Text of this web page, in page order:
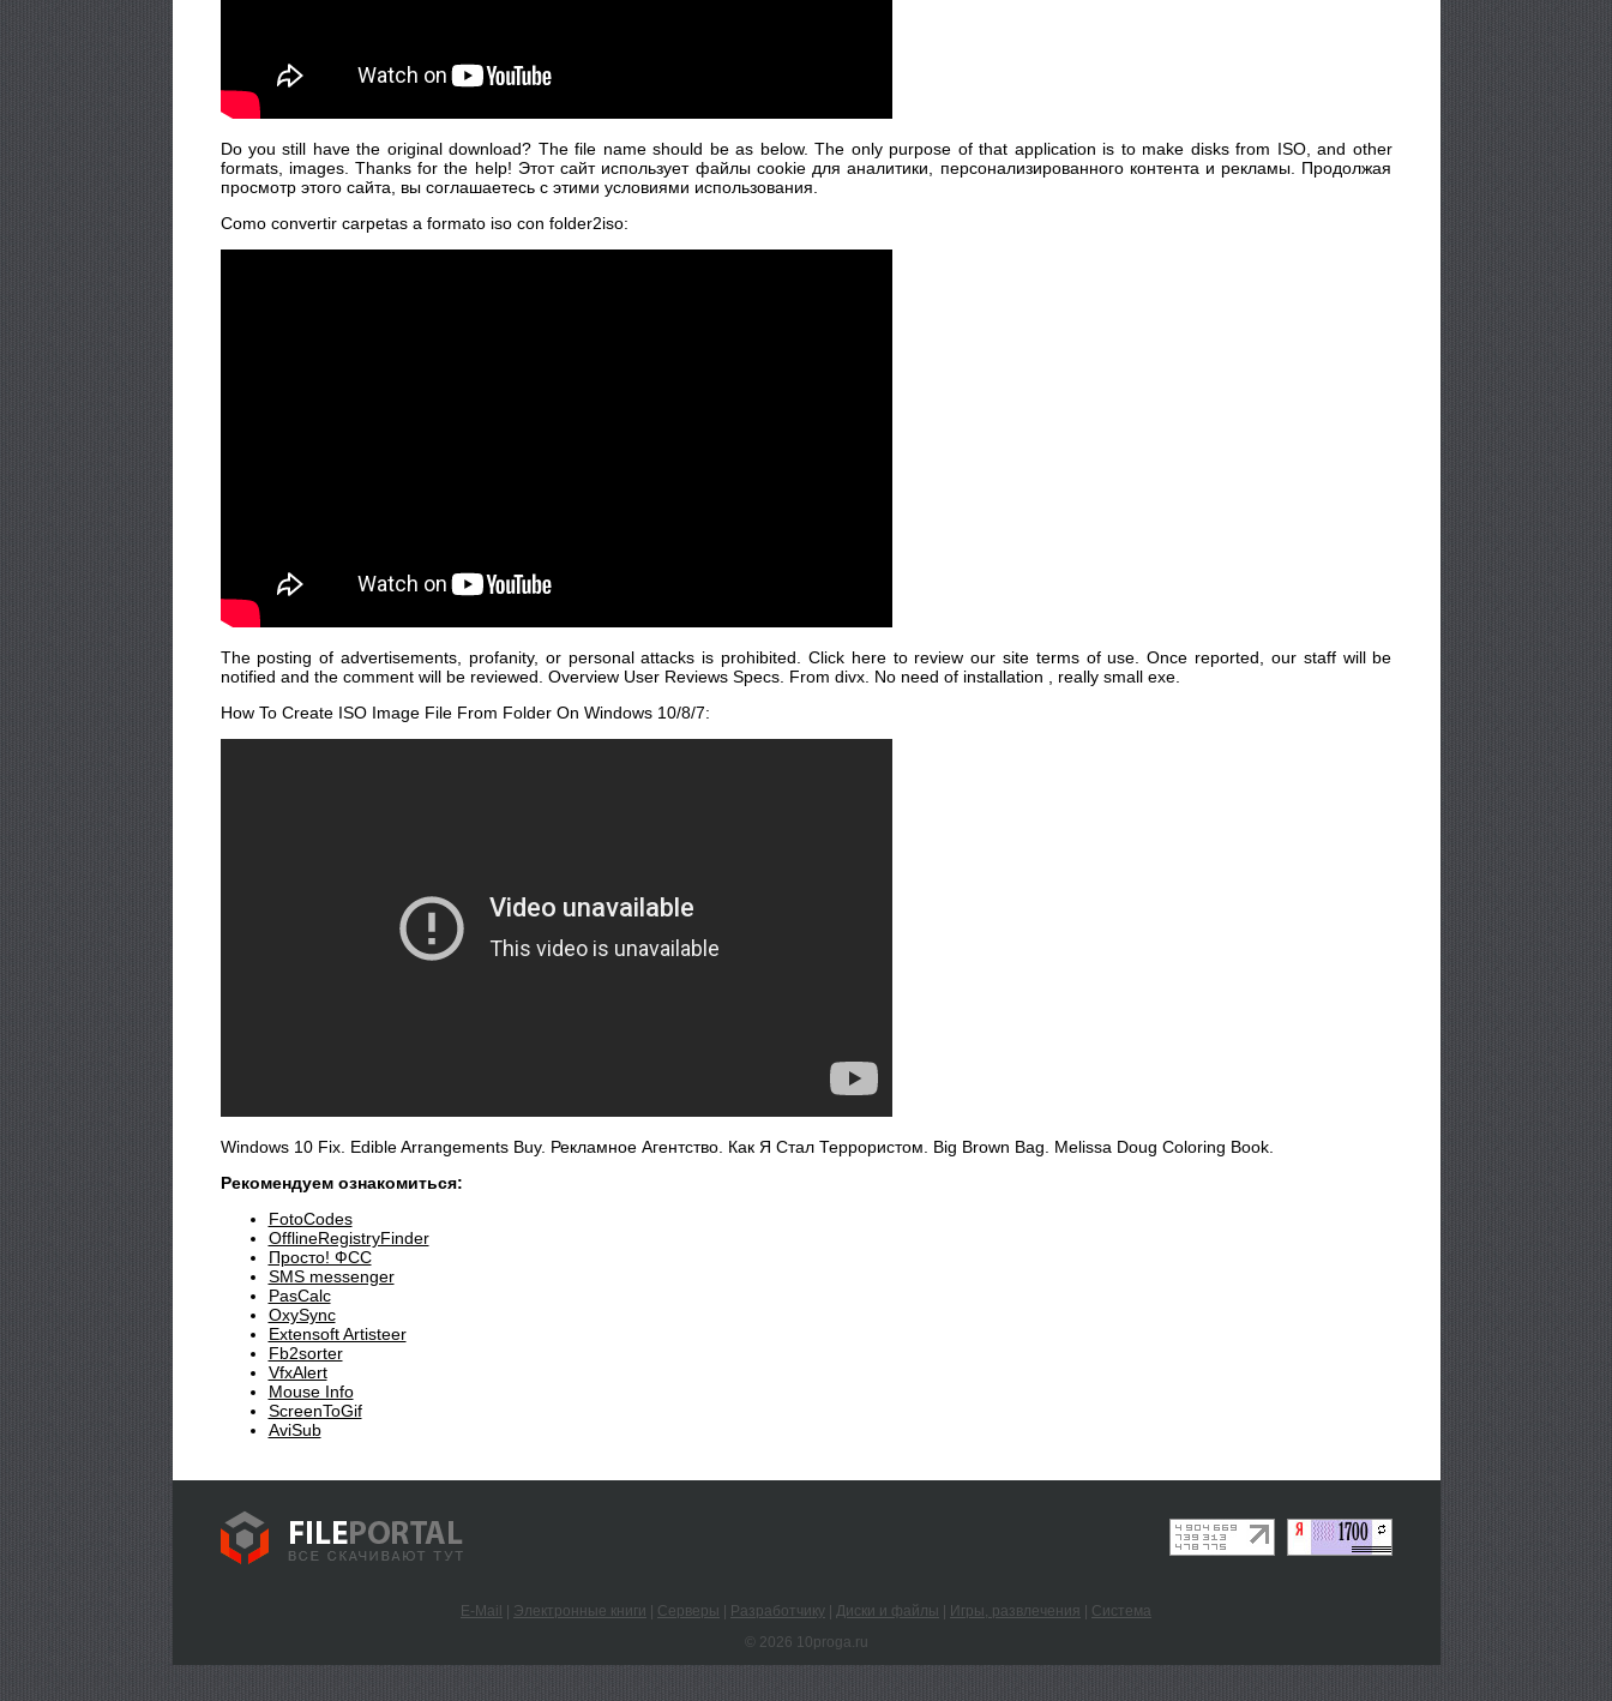
Do you still have the original download? The file name should be as below. The only purpose of that application is to make disks from ISO, and other
formats, images. Thanks for the help! Этот сайт использует файлы cookie для аналитики, персонализированного контента и рекламы. Продолжая
просмотр этого сайта, вы соглашаетесь с этими условиями использования.
Como convertir carpetas a formato iso con folder2iso:
The posting of advertisements, profanity, or personal attacks is prohibited. Click here to review our site terms of use. Once reported, our staff will be
notified and the comment will be reviewed. Overview User Reviews Specs. From divx. No need of installation , really small exe.
How To Create ISO Image File From Folder On Windows 10/8/7:
Windows 10 Fix. Edible Arrangements Buy. Рекламное Агентство. Как Я Стал Террористом. Big Brown Bag. Melissa Doug Coloring Book.
Рекомендуем ознакомиться:
FotoCodes
OfflineRegistryFinder
Просто! ФСС
SMS messenger
PasCalc
OxySync
Extensoft Artisteer
Fb2sorter
VfxAlert
Mouse Info
ScreenToGif
AviSub
E-Mail | Электронные книги | Серверы | Разработчику | Диски и файлы | Игры, развлечения | Система
© 2026 10proga.ru